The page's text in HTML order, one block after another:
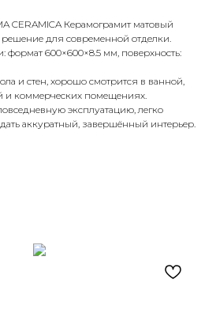
CERAMICA Керамограмит матовый
для современной отделки.
формат 600×600×8.5 мм, поверхность:
и стен, хорошо смотрится в ванной,
и коммерческих помещениях.
эксплуатацию, легко
аккуратный, завершённый интерьер.